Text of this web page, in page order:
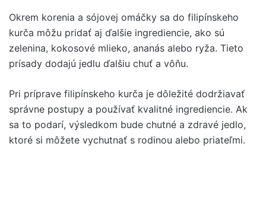
Okrem korenia a sójovej omáčky sa do filipínskeho
kurča môžu pridať aj ďalšie ingrediencie, ako sú
zelenina, kokosové mlieko, ananás alebo ryža. Tieto
prísady dodajú jedlu ďalšiu chuť a vôňu.
Pri príprave filipínskeho kurča je dôležité dodržiavať
správne postupy a používať kvalitné ingrediencie. Ak
sa to podarí, výsledkom bude chutné a zdravé jedlo,
ktoré si môžete vychutnať s rodinou alebo priateľmi.